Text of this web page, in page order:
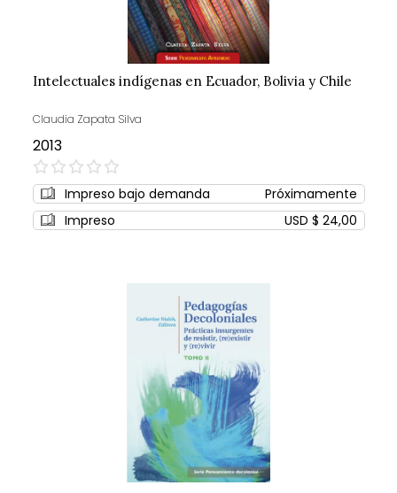
Intelectuales indígenas en Ecuador, Bolivia y Chile
Claudia Zapata Silva
2013
0%
Impreso bajo demanda
Próximamente
Impreso
USD $ 24,00